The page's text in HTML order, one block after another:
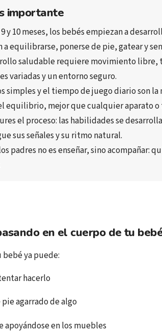
importante
9 y 10 meses, los bebés empiezan a
a equilibrarse, ponerse de pie, gatear y
saludable requiere movimiento libre,
variadas y un entorno seguro.
simples y el tiempo de juego diario
equilibrio, mejor que cualquier aparato
el proceso: las habilidades se
sus señales y su ritmo natural.
padres no es enseñar, sino acompañar:
en el cuerpo de tu
ya puede:
hacerlo
agarrado de algo
apoyándose en los muebles